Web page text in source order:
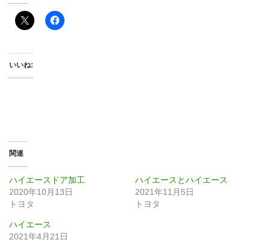
いいね:
関連
ハイエースドア加工
2020年10月13日
トヨタ
ハイエースとハイエース
2021年11月5日
トヨタ
ハイエース
2021年4月21日